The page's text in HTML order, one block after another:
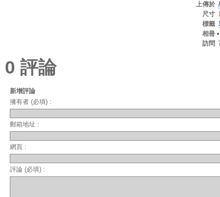
上傳於
尺寸
標籤
相冊
訪問
0 評論
新增評論
擁有者 (必填) :
郵箱地址 :
網頁 :
評論 (必填) :